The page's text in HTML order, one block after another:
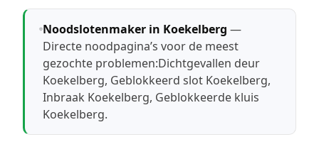
Noodslotenmaker in Koekelberg —
Directe noodpagina’s voor de meest
gezochte problemen:Dichtgevallen deur
Koekelberg, Geblokkeerd slot Koekelberg,
Inbraak Koekelberg, Geblokkeerde kluis
Koekelberg.